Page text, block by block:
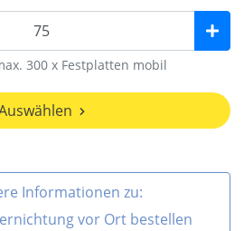
300 x Festplatten mobil
Informationen zu:
Festplattenvernichtung vor Ort bestellen